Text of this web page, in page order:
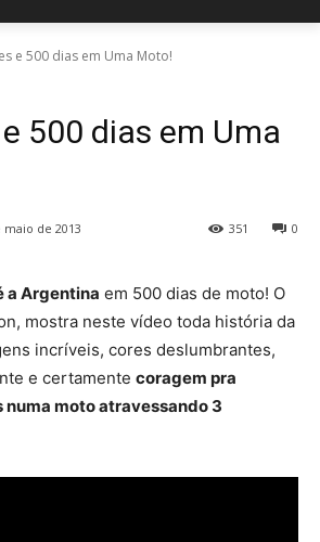
e 500 dias em Uma Moto!
500 dias em Uma
maio de 2013 0
351
a Argentina em 500 dias de moto! O
mostra neste vídeo toda história da
incríveis, cores deslumbrantes,
e certamente coragem pra
moto atravessando 3